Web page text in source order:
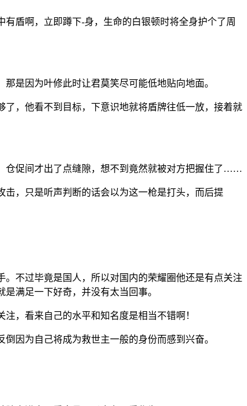
盾啊，立即蹲下-身，生命的白银顿时将全身护个了周
是因为叶修此时让君莫笑尽可能低地贴向地面。
，他看不到目标，下意识地就将盾牌往低一放，接着就
仓促间才出了点缝隙，想不到竟然就被对方把握住了……
，只是听声判断的话会以为这一枪是打头，而后提
不过毕竟是国人，所以对国内的荣耀圈他还是有点关注
满足一下好奇，并没有太当回事。
，看来自己的水平和知名度是相当不错啊！
因为自己将成为救世主一般的身份而感到兴奋。